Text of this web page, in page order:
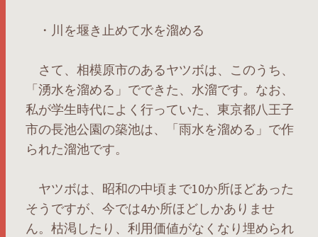
・川を堰き止めて水を溜める
さて、相模原市のあるヤツボは、このうち、
「湧水を溜める」でできた、水溜です。なお、
私が学生時代によく行っていた、東京都八王子
市の長池公園の築池は、「雨水を溜める」で作
られた溜池です。
ヤツボは、昭和の中頃まで10か所ほどあった
そうですが、今では4か所ほどしかありませ
ん。枯渇したり、利用価値がなくなり埋められ